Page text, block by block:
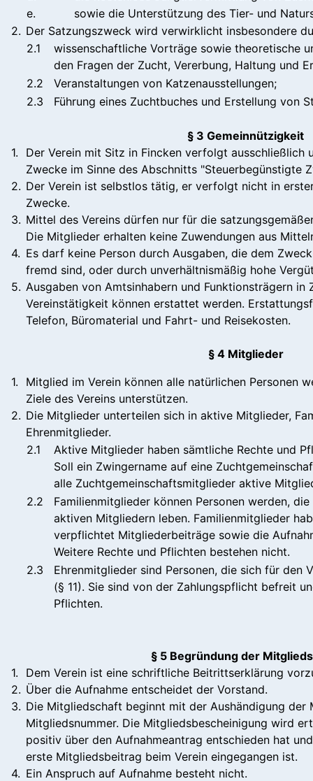
e.
sowie die Unterstützung des Tier- und
2. Der Satzungszweck wird verwirklicht insbesondere
2.1
wissenschaftliche Vorträge sowie theoretische
den Fragen der Zucht, Vererbung, Haltung und
2.2
Veranstaltungen von Katzenausstellungen;
2.3
Führung eines Zuchtbuches und Erstellung von
§ 3 Gemeinnützigkeit
1.
Der Verein mit Sitz in Fincken verfolgt ausschließlich
Zwecke im Sinne des Abschnitts "Steuerbegünstigte
2. Der Verein ist selbstlos tätig, er verfolgt nicht in
Zwecke.
3. Mittel des Vereins dürfen nur für die
Die Mitglieder erhalten keine Zuwendungen aus
4. Es darf keine Person durch Ausgaben, die dem
fremd sind, oder durch unverhältnismäßig hohe
5. Ausgaben von Amtsinhabern und Funktionsträgern in
Vereinstätigkeit können erstattet werden.
Telefon, Büromaterial und Fahrt- und Reisekosten.
§ 4 Mitglieder
1.
Mitglied im Verein können alle natürlichen Personen
Ziele des Vereins unterstützen.
2. Die Mitglieder unterteilen sich in aktive Mitglieder,
Ehrenmitglieder.
2.1
Aktive Mitglieder haben sämtliche Rechte und
Soll ein Zwingername auf eine
alle Zuchtgemeinschaftsmitglieder aktive
2.2
Familienmitglieder können Personen werden,
aktiven Mitgliedern leben. Familienmitglieder
verpflichtet Mitgliederbeiträge sowie die
Weitere Rechte und Pflichten bestehen nicht.
2.3
Ehrenmitglieder sind Personen, die sich für den
(§ 11). Sie sind von der Zahlungspflicht befreit
Pflichten.
§ 5 Begründung der
1.
Dem Verein ist eine schriftliche Beitrittserklärung
2. Über die Aufnahme entscheidet der Vorstand.
3. Die Mitgliedschaft beginnt mit der Aushändigung der
Mitgliedsnummer. Die Mitgliedsbescheinigung wird
positiv über den Aufnahmeantrag entschieden hat
erste Mitgliedsbeitrag beim Verein eingegangen ist.
4. Ein Anspruch auf Aufnahme besteht nicht.